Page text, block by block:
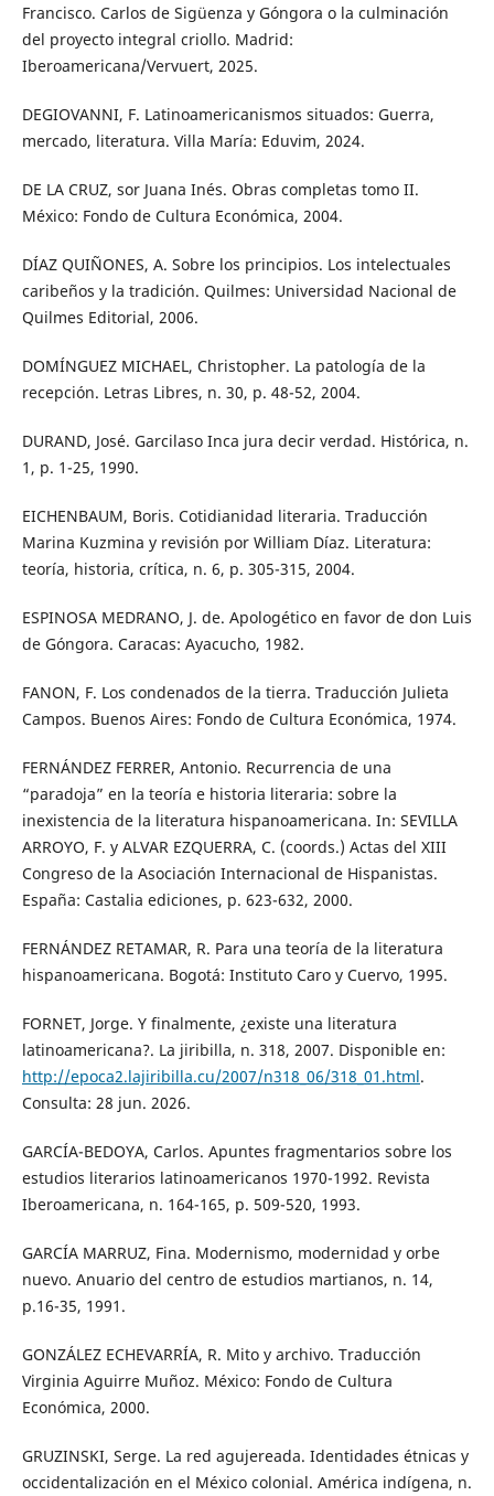
Francisco. Carlos de Sigüenza y Góngora o la culminación
del proyecto integral criollo. Madrid:
Iberoamericana/Vervuert, 2025.
DEGIOVANNI, F. Latinoamericanismos situados: Guerra,
mercado, literatura. Villa María: Eduvim, 2024.
DE LA CRUZ, sor Juana Inés. Obras completas tomo II.
México: Fondo de Cultura Económica, 2004.
DÍAZ QUIÑONES, A. Sobre los principios. Los intelectuales
caribeños y la tradición. Quilmes: Universidad Nacional de
Quilmes Editorial, 2006.
DOMÍNGUEZ MICHAEL, Christopher. La patología de la
recepción. Letras Libres, n. 30, p. 48-52, 2004.
DURAND, José. Garcilaso Inca jura decir verdad. Histórica, n.
1, p. 1-25, 1990.
EICHENBAUM, Boris. Cotidianidad literaria. Traducción
Marina Kuzmina y revisión por William Díaz. Literatura:
teoría, historia, crítica, n. 6, p. 305-315, 2004.
ESPINOSA MEDRANO, J. de. Apologético en favor de don Luis
de Góngora. Caracas: Ayacucho, 1982.
FANON, F. Los condenados de la tierra. Traducción Julieta
Campos. Buenos Aires: Fondo de Cultura Económica, 1974.
FERNÁNDEZ FERRER, Antonio. Recurrencia de una
“paradoja” en la teoría e historia literaria: sobre la
inexistencia de la literatura hispanoamericana. In: SEVILLA
ARROYO, F. y ALVAR EZQUERRA, C. (coords.) Actas del XIII
Congreso de la Asociación Internacional de Hispanistas.
España: Castalia ediciones, p. 623-632, 2000.
FERNÁNDEZ RETAMAR, R. Para una teoría de la literatura
hispanoamericana. Bogotá: Instituto Caro y Cuervo, 1995.
FORNET, Jorge. Y finalmente, ¿existe una literatura
latinoamericana?. La jiribilla, n. 318, 2007. Disponible en:
http://epoca2.lajiribilla.cu/2007/n318_06/318_01.html.
Consulta: 28 jun. 2026.
GARCÍA-BEDOYA, Carlos. Apuntes fragmentarios sobre los
estudios literarios latinoamericanos 1970-1992. Revista
Iberoamericana, n. 164-165, p. 509-520, 1993.
GARCÍA MARRUZ, Fina. Modernismo, modernidad y orbe
nuevo. Anuario del centro de estudios martianos, n. 14,
p.16-35, 1991.
GONZÁLEZ ECHEVARRÍA, R. Mito y archivo. Traducción
Virginia Aguirre Muñoz. México: Fondo de Cultura
Económica, 2000.
GRUZINSKI, Serge. La red agujereada. Identidades étnicas y
occidentalización en el México colonial. América indígena, n.